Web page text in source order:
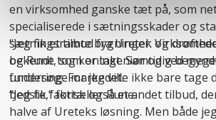
en virksomhed ganske tæt på, som
specialiserede isætningsskaderog
sætningsramte bygninger.
og Rune tog kontakt. Samtidig
undersøge markedet.
“Jeg fik et tilbud fra Uretek og
bekendt, som er ingeniør og ved
fundering. For jeg ville ikke bare tage
bedste,” fortæller Rune.
“Jeg fik faktisk også et andet tilbud,
halve af Ureteks løsning. Men både